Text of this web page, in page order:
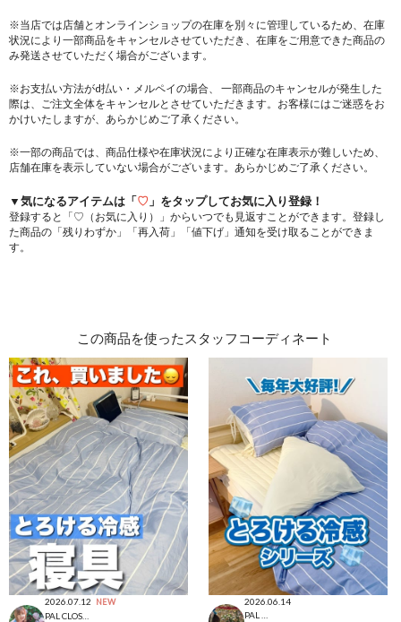
※当店では店舗とオンラインショップの在庫を別々に管理しているため、在庫
状況により一部商品をキャンセルさせていただき、在庫をご用意できた商品の
み発送させていただく場合がございます。
※お支払い方法がd払い・メルペイの場合、 一部商品のキャンセルが発生した
際は、ご注文全体をキャンセルとさせていただきます。お客様にはご迷惑をお
かけいたしますが、あらかじめご了承ください。
※一部の商品では、商品仕様や在庫状況により正確な在庫表示が難しいため、
店舗在庫を表示していない場合がございます。あらかじめご了承ください。
▼気になるアイテムは「♡ 」をタップしてお気に入り登録！
登録すると「♡（お気に入り）」からいつでも見返すことができます。登録し
た商品の「残りわずか」「再入荷」「値下げ」通知を受け取ることができま
す。
この商品を使ったスタッフコーディネート
2026.07.12 NEW
2026.06.14